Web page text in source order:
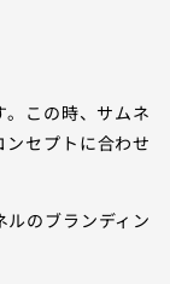
この時、サムネ
セプトに合わせ
のブランディン